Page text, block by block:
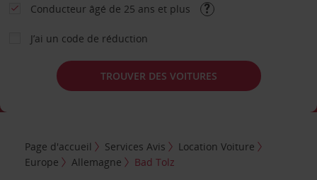
Conducteur âgé de 25 ans et plus
J’ai un code de réduction
TROUVER DES VOITURES
Page d'accueil Services Avis
Location Voiture
Europe
Allemagne Bad Tolz